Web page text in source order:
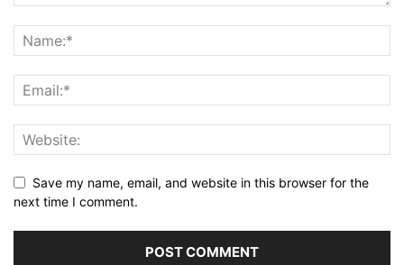
Save my name, email, and website in this browser for the
next time I comment.